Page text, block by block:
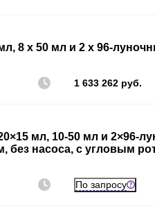
8 х 50 мл и 2 х 96-
1 633 262 руб.
мл, 10-50 мл и 2×96-
без насоса, с угловым
По запросу